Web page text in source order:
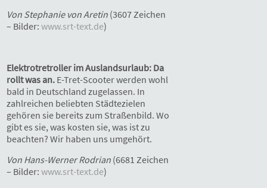
Von Stephanie von Aretin (3607 Zeichen
– Bilder: www.srt-text.de)
Elektrotretroller im Auslandsurlaub: Da
rollt was an. E-Tret-Scooter werden wohl
bald in Deutschland zugelassen. In
zahlreichen beliebten Städtezielen
gehören sie bereits zum Straßenbild. Wo
gibt es sie, was kosten sie, was ist zu
beachten? Wir haben uns umgehört.
Von Hans-Werner Rodrian (6681 Zeichen
– Bilder: www.srt-text.de)